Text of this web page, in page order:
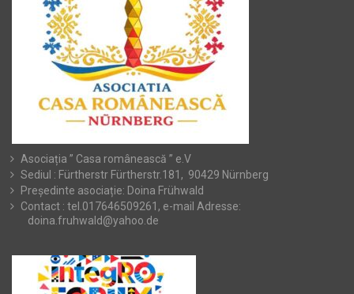
Asociația ” Casa românească ” e.V
Sediul : Fürtherstr Fürtherstr.181, 90429 Nürnberg
Președinte asociație: Doina Frühwald
Contact : tel.017646509261, e-mail Adresse:
doina.fruhwald@yahoo.de